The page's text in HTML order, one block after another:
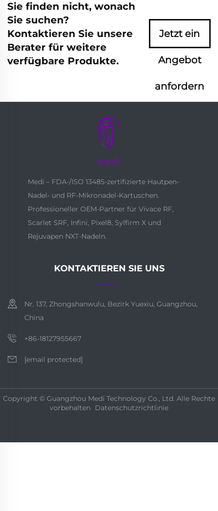
Sie finden nicht, wonach
Sie suchen?
Kontaktieren Sie unsere
Berater für weitere
verfügbare Produkte.
Jetzt ein
Angebot
anfordern
Medi – FDA-/ISO 13485-zertifizierte Hautpen-
Nadel- und RF-Mikronadel-Kartuschen.
Professioneller OEM-Partner für Vivace RF,
Scarlet SRF, Infini, Pixel8, Sylfirm X und
Rejuvapen NXT-Nadeln.
KONTAKTIEREN SIE UNS
Nr. 137, Zhongshanwulu, Bezirk Yuexiu, Guangzhou,
China
+86-18127955667
[email protected]
Copyright © Guangzhou Medi Technology Co., Ltd. Alle Rechte
vorbehalten
Datenschutzrichtlinie